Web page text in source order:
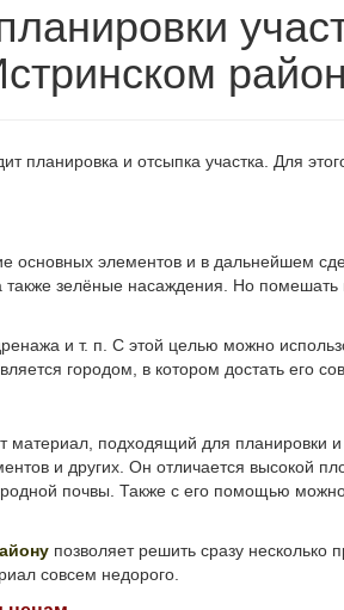
планировка и отсыпка участка. Для
основных элементов и в дальнейшем
также зелёные насаждения. Но
и т. п. С этой целью можно
городом, в котором достать его
материал, подходящий для планировки и
и других. Он отличается высокой
почвы. Также с его помощью
позволяет решить сразу несколько
совсем недорого.